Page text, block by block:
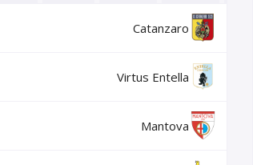
Catanzaro
Virtus Entella
Mantova